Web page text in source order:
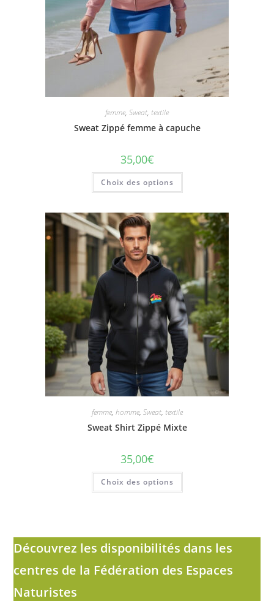
femme, Sweat, textile
Sweat Zippé femme à capuche
35,00€
Choix des options
Ce
a
Les
options
peuvent
être
choisies
sur
page
du
produit
femme, homme, Sweat, textile
Sweat Shirt Zippé Mixte
35,00€
Choix des options
Ce
a
peuvent
être
choisies
la
page
Découvrez les disponibilités dans les
centres de la Fédération des Espaces
Naturistes